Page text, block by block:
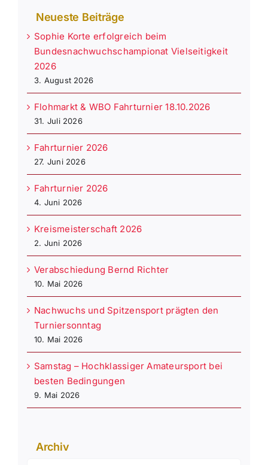
Neueste Beiträge
Sophie Korte erfolgreich beim
Bundesnachwuchschampionat Vielseitigkeit
2026
3. August 2026
Flohmarkt & WBO Fahrturnier 18.10.2026
31. Juli 2026
Fahrturnier 2026
27. Juni 2026
Fahrturnier 2026
4. Juni 2026
Kreismeisterschaft 2026
2. Juni 2026
Verabschiedung Bernd Richter
10. Mai 2026
Nachwuchs und Spitzensport prägten den
Turniersonntag
10. Mai 2026
Samstag – Hochklassiger Amateursport bei
besten Bedingungen
9. Mai 2026
Archiv